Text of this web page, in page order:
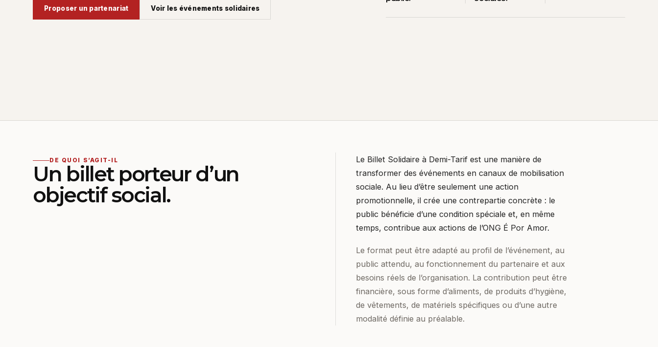
Proposer un partenariat Voir les événements solidaires
DE QUOI S’AGIT-IL
Un billet porteur d’un
objectif social.
Le Billet Solidaire à Demi-Tarif est une manière de
transformer des événements en canaux de mobilisation
sociale. Au lieu d’être seulement une action
promotionnelle, il crée une contrepartie concrète : le
public bénéficie d’une condition spéciale et, en même
temps, contribue aux actions de l’ONG É Por Amor.
Le format peut être adapté au profil de l’événement, au
public attendu, au fonctionnement du partenaire et aux
besoins réels de l’organisation. La contribution peut être
financière, sous forme d’aliments, de produits d’hygiène,
de vêtements, de matériels spécifiques ou d’une autre
modalité définie au préalable.